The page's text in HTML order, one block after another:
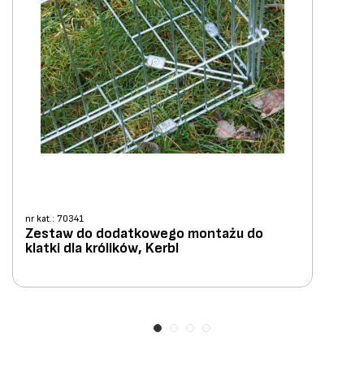
nr kat.: 70341
Zestaw do dodatkowego montażu do
klatki dla królików, Kerbl